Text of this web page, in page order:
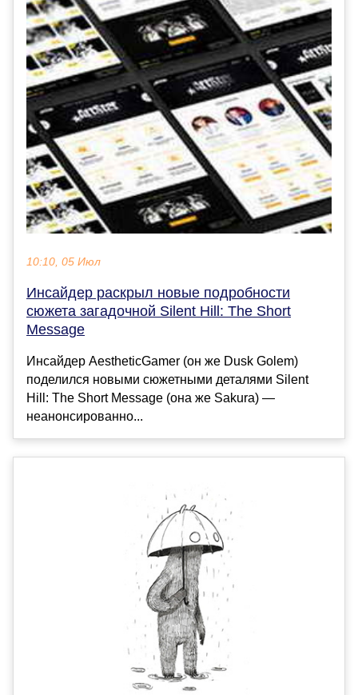
10:10, 05 Июл
Инсайдер раскрыл новые подробности
сюжета загадочной Silent Hill: The Short
Message
Инсайдер AestheticGamer (он же Dusk Golem)
поделился новыми сюжетными деталями Silent
Hill: The Short Message (она же Sakura) —
неанонсированно...